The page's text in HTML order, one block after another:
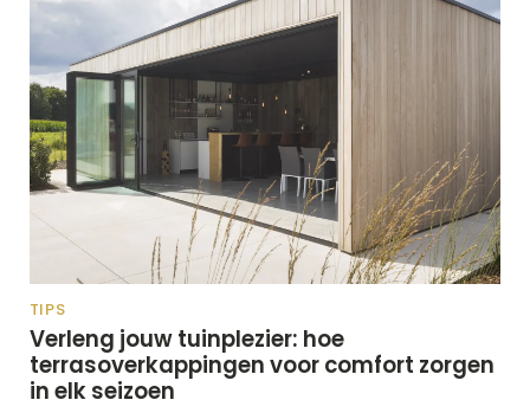
TIPS
Verleng jouw tuinplezier: hoe
terrasoverkappingen voor comfort zorgen
in elk seizoen